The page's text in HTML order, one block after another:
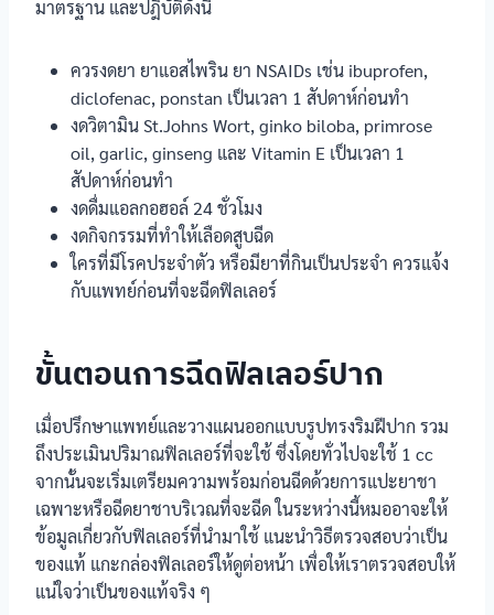
มาตรฐาน และปฎิบัติดังนี้
ควรงดยา ยาแอสไพริน ยา NSAIDs เช่น ibuprofen,
diclofenac, ponstan เป็นเวลา 1 สัปดาห์ก่อนทำ
งดวิตามิน St.Johns Wort, ginko biloba, primrose
oil, garlic, ginseng และ Vitamin E เป็นเวลา 1
สัปดาห์ก่อนทำ
งดดื่มแอลกอฮอล์ 24 ชั่วโมง
งดกิจกรรมที่ทำให้เลือดสูบฉีด
ใครที่มีโรคประจำตัว หรือมียาที่กินเป็นประจำ ควรแจ้ง
กับแพทย์ก่อนที่จะฉีดฟิลเลอร์
ขั้นตอนการฉีดฟิลเลอร์ปาก
เมื่อปรึกษาแพทย์และวางแผนออกแบบรูปทรงริมฝีปาก รวม
ถึงประเมินปริมาณฟิลเลอร์ที่จะใช้ ซึ่งโดยทั่วไปจะใช้ 1 cc
จากนั้นจะเริ่มเตรียมความพร้อมก่อนฉีดด้วยการแปะยาชา
เฉพาะหรือฉีดยาชาบริเวณที่จะฉีด ในระหว่างนี้หมออาจะให้
ข้อมูลเกี่ยวกับฟิลเลอร์ที่นำมาใช้ แนะนำวิธีตรวจสอบว่าเป็น
ของแท้ แกะกล่องฟิลเลอร์ให้ดูต่อหน้า เพื่อให้เราตรวจสอบให้
แน่ใจว่าเป็นของแท้จริง ๆ